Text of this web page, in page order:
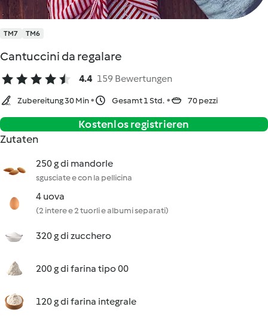
TM7 TM6
Cantuccini da regalare
4.4 159 Bewertungen
Zubereitung 30 Min Gesamt 1 Std. 70 pezzi
Kostenlos registrieren
Zutaten
250 g di mandorle
sgusciate e con la pellicina
4 uova
(2 intere e 2 tuorli e albumi separati)
320 g di zucchero
200 g di farina tipo 00
120 g di farina integrale